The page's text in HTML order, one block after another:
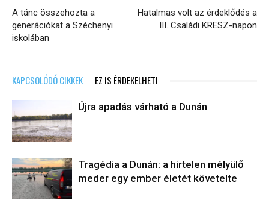
A tánc összehozta a
generációkat a Széchenyi
iskolában
Hatalmas volt az érdeklődés a
III. Családi KRESZ-napon
KAPCSOLÓDÓ CIKKEK EZ IS ÉRDEKELHETI
Újra apadás várható a Dunán
Tragédia a Dunán: a hirtelen mélyülő
meder egy ember életét követelte